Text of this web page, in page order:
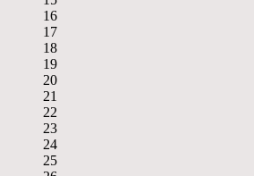
16
17
18
19
20
21
22
23
24
25